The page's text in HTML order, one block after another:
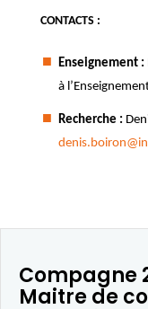
CONTACTS :
Enseignement :
à
Recherche :
Compagne
Maitre de